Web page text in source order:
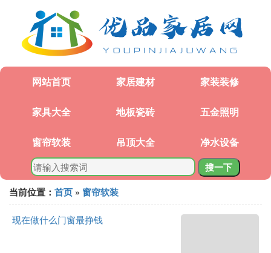
网站首页 家居建材 家装装修
家具大全 地板瓷砖 五金照明
窗帘软装 吊顶大全 净水设备
搜一下
当前位置： 首页 » 窗帘软装
现在做什么门窗最挣钱